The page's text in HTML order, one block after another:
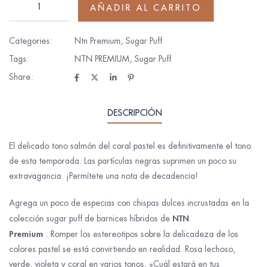
AÑADIR AL CARRITO
Categories: Ntn Premium, Sugar Puff
Tags:
NTN PREMIUM, Sugar Puff
Share:
DESCRIPCIÓN
El delicado tono salmón del coral pastel es definitivamente el tono
de esta temporada. Las partículas negras suprimen un poco su
extravagancia. ¡Permítete una nota de decadencia!
Agrega un poco de especias con chispas dulces incrustadas en la
colección sugar puff de barnices híbridos de NTN
Premium . Romper los estereotipos sobre la delicadeza de los
colores pastel se está convirtiendo en realidad. Rosa lechoso,
verde, violeta y coral en varios tonos, ¿Cuál estará en tus